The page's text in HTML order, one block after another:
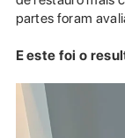
partes foram
E este foi o